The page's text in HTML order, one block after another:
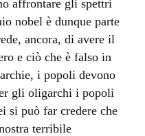
affrontare gli spettri
nobel è dunque parte
ancora, di avere il
e ciò che è falso in
i popoli devono
gli oligarchi i popoli
si può far credere che
terribile